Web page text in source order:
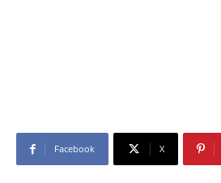
Facebook X